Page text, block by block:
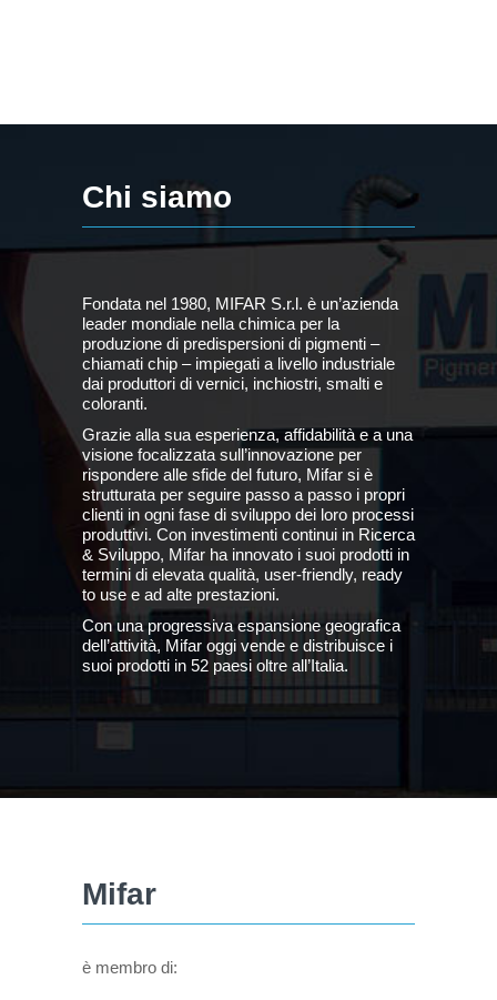
Chi siamo
Fondata nel 1980, MIFAR S.r.l. è un’azienda
leader mondiale nella chimica per la
produzione di predispersioni di pigmenti –
chiamati chip – impiegati a livello industriale
dai produttori di vernici, inchiostri, smalti e
coloranti.
Grazie alla sua esperienza, affidabilità e a una
visione focalizzata sull’innovazione per
rispondere alle sfide del futuro, Mifar si è
strutturata per seguire passo a passo i propri
clienti in ogni fase di sviluppo dei loro processi
produttivi. Con investimenti continui in Ricerca
& Sviluppo, Mifar ha innovato i suoi prodotti in
termini di elevata qualità, user-friendly, ready
to use e ad alte prestazioni.
Con una progressiva espansione geografica
dell’attività, Mifar oggi vende e distribuisce i
suoi prodotti in 52 paesi oltre all’Italia.
Mifar
è membro di: